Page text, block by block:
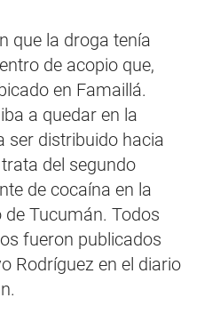
que la droga tenía
de acopio que,
en Famaillá.
a quedar en la
ser distribuido hacia
del segundo
de cocaína en la
Tucumán. Todos
fueron publicados
Rodríguez en el diario